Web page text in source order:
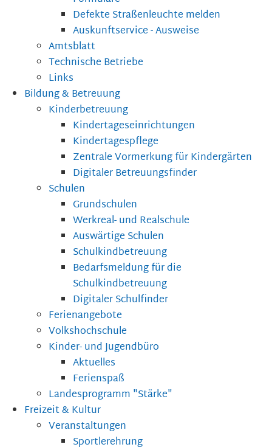
Defekte Straßenleuchte melden
Auskunftservice - Ausweise
Amtsblatt
Technische Betriebe
Links
Bildung & Betreuung
Kinderbetreuung
Kindertageseinrichtungen
Kindertagespflege
Zentrale Vormerkung für Kindergärten
Digitaler Betreuungsfinder
Schulen
Grundschulen
Werkreal- und Realschule
Auswärtige Schulen
Schulkindbetreuung
Bedarfsmeldung für die
Schulkindbetreuung
Digitaler Schulfinder
Ferienangebote
Volkshochschule
Kinder- und Jugendbüro
Aktuelles
Ferienspaß
Landesprogramm "Stärke"
Freizeit & Kultur
Veranstaltungen
Sportlerehrung